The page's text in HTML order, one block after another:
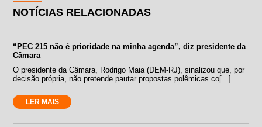
NOTÍCIAS RELACIONADAS
“PEC 215 não é prioridade na minha agenda”, diz presidente da
Câmara
O presidente da Câmara, Rodrigo Maia (DEM-RJ), sinalizou que, por
decisão própria, não pretende pautar propostas polêmicas co[...]
LER MAIS